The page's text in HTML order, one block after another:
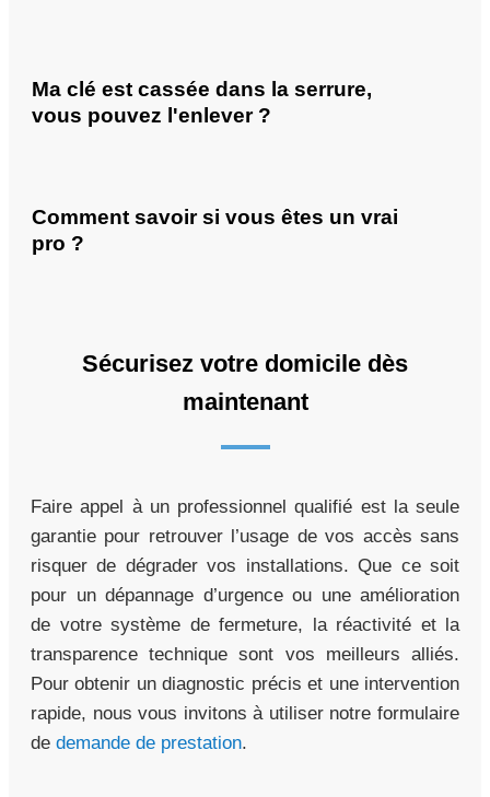
Ma clé est cassée dans la serrure,
vous pouvez l'enlever ?
Comment savoir si vous êtes un vrai
pro ?
Sécurisez votre domicile dès
maintenant
Faire appel à un professionnel qualifié est la seule
garantie pour retrouver l’usage de vos accès sans
risquer de dégrader vos installations. Que ce soit
pour un dépannage d’urgence ou une amélioration
de votre système de fermeture, la réactivité et la
transparence technique sont vos meilleurs alliés.
Pour obtenir un diagnostic précis et une intervention
rapide, nous vous invitons à utiliser notre formulaire
de demande de prestation.